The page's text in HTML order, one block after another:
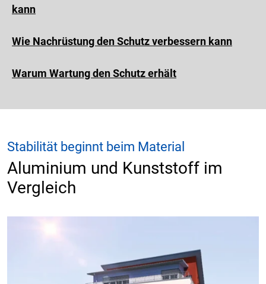
kann
Wie Nachrüstung den Schutz verbessern kann
Warum Wartung den Schutz erhält
Stabilität beginnt beim Material
Aluminium und Kunststoff im
Vergleich